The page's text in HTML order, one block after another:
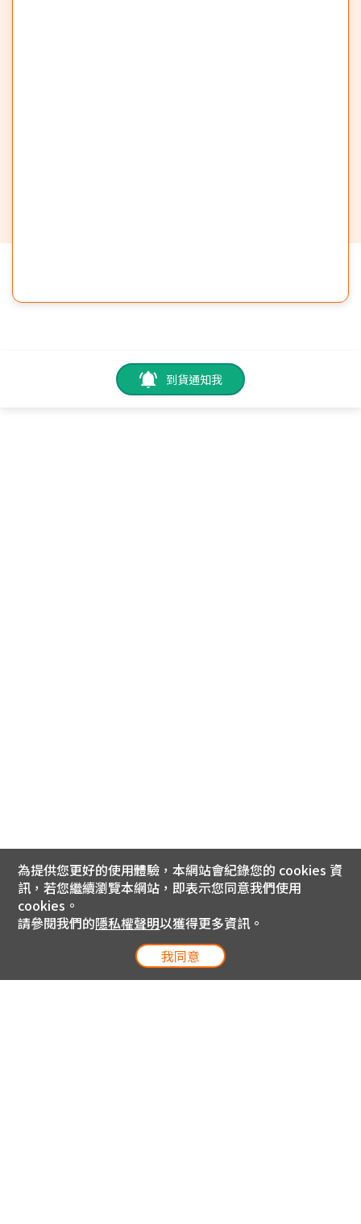
到貨通知我
為提供您更好的使用體驗，本網站會紀錄您的 cookies 資
訊，若您繼續瀏覽本網站，即表示您同意我們使用
cookies。
請參閱我們的隱私權聲明以獲得更多資訊。
我同意